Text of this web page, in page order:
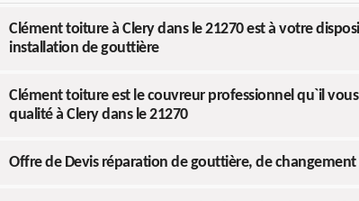
Clément toiture à Clery dans le 21270 est à votre
installation de gouttière
Clément toiture est le couvreur professionnel qu`il
qualité à Clery dans le 21270
Offre de Devis réparation de gouttière, de changement